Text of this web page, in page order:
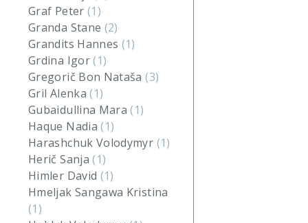
Graf Peter (1)
Granda Stane (2)
Grandits Hannes (1)
Grdina Igor(1)
Gregorič Bon Nataša(3)
Gril Alenka(1)
Gubaidullina Mara(1)
Haque Nadia(1)
Harashchuk Volodymyr (1)
Herič Sanja(1)
Himler David (1)
Hmeljak Sangawa Kristina
(1)